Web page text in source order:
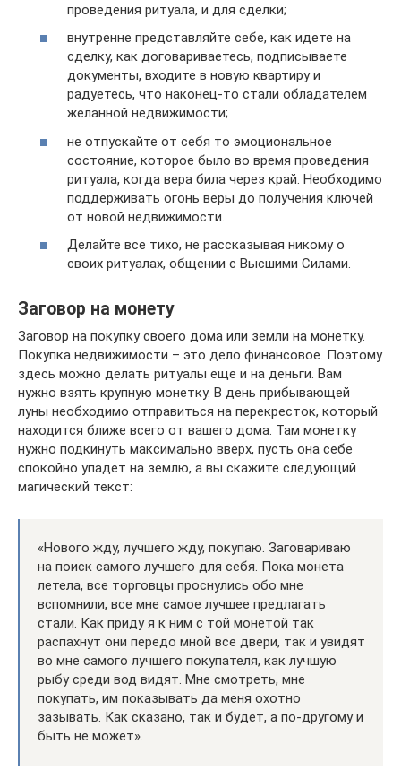
проведения ритуала, и для сделки;
внутренне представляйте себе, как идете на
сделку, как договариваетесь, подписываете
документы, входите в новую квартиру и
радуетесь, что наконец-то стали обладателем
желанной недвижимости;
не отпускайте от себя то эмоциональное
состояние, которое было во время проведения
ритуала, когда вера била через край. Необходимо
поддерживать огонь веры до получения ключей
от новой недвижимости.
Делайте все тихо, не рассказывая никому о
своих ритуалах, общении с Высшими Силами.
Заговор на монету
Заговор на покупку своего дома или земли на монетку.
Покупка недвижимости – это дело финансовое. Поэтому
здесь можно делать ритуалы еще и на деньги. Вам
нужно взять крупную монетку. В день прибывающей
луны необходимо отправиться на перекресток, который
находится ближе всего от вашего дома. Там монетку
нужно подкинуть максимально вверх, пусть она себе
спокойно упадет на землю, а вы скажите следующий
магический текст:
«Нового жду, лучшего жду, покупаю. Заговариваю
на поиск самого лучшего для себя. Пока монета
летела, все торговцы проснулись обо мне
вспомнили, все мне самое лучшее предлагать
стали. Как приду я к ним с той монетой так
распахнут они передо мной все двери, так и увидят
во мне самого лучшего покупателя, как лучшую
рыбу среди вод видят. Мне смотреть, мне
покупать, им показывать да меня охотно
зазывать. Как сказано, так и будет, а по-другому и
быть не может».